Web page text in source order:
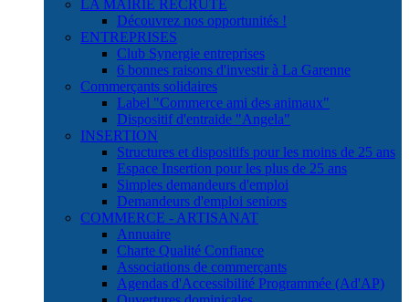
LA MAIRIE RECRUTE
Découvrez nos opportunités !
ENTREPRISES
Club Synergie entreprises
6 bonnes raisons d'investir à La Garenne
Commerçants solidaires
Label "Commerce ami des animaux"
Dispositif d'entraide "Angela"
INSERTION
Structures et dispositifs pour les moins de 25 ans
Espace Insertion pour les plus de 25 ans
Simples demandeurs d'emploi
Demandeurs d'emploi seniors
COMMERCE - ARTISANAT
Annuaire
Charte Qualité Confiance
Associations de commerçants
Agendas d'Accessibilité Programmée (Ad'AP)